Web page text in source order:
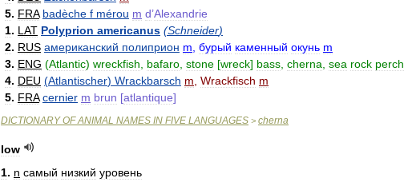
5. FRA badèche f mérou m d’Alexandrie
1. LAT Polyprion americanus (Schneider)
2. RUS американский полиприон m бурый каменный окунь m
3. ENG (Atlantic) wreckfish bafaro stone [wreck] bass cherna sea rock perch
4. DEU (Atlantischer) Wrackbarsch m Wrackfisch m
5. FRA cernier m brun [atlantique]
DICTIONARY OF ANIMAL NAMES IN FIVE LANGUAGES > cherna
low
1. n самый низкий уровень